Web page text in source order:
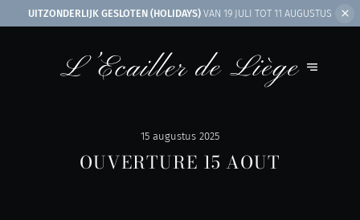
UITZONDERLIJK GESLOTEN (HOLIDAYS) VAN 19 JULI TOT 11 AUGUSTUS
15 augustus 2025
OUVERTURE 15 AOUT